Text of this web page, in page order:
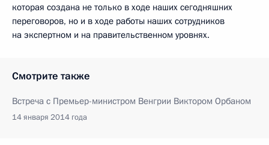
которая создана не только в ходе наших сегодняшних
переговоров, но и в ходе работы наших сотрудников
на экспертном и на правительственном уровнях.
Смотрите также
Встреча с Премьер-министром Венгрии Виктором Орбаном
14 января 2014 года